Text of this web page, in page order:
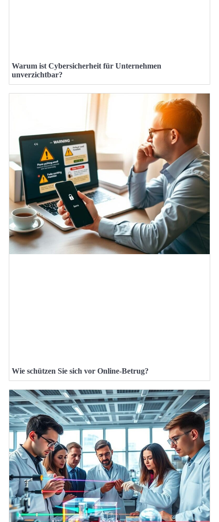
Warum ist Cybersicherheit für Unternehmen
unverzichtbar?
Wie schützen Sie sich vor Online-Betrug?